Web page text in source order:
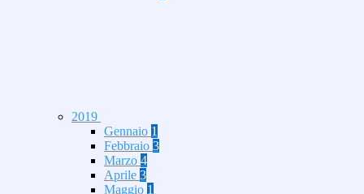
2019
Gennaio 1
Febbraio 3
Marzo 4
Aprile 3
Maggio 1